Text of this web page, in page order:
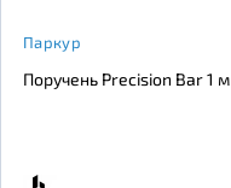
Паркур
Поручень Precision Bar 1 м